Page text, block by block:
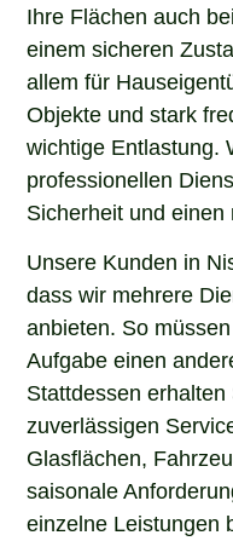
Ihre Flächen auch
einem sicheren
allem für
Objekte und stark
wichtige Entlastung.
professionellen
Sicherheit und einen
Unsere Kunden in
dass wir mehrere
anbieten. So
Aufgabe einen
Stattdessen erhalten
zuverlässigen
Glasflächen,
saisonale
einzelne Leistungen